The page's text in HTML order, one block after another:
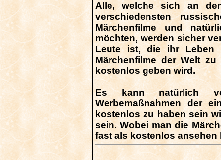
Alle, welche sich an
verschiedensten
Märchenfilme und
möchten, werden sicher
Leute ist, die ihr Leben
Märchenfilme der Welt
kostenlos geben wird.
Es kann natürlich
Werbemaßnahmen der
kostenlos zu haben sein
sein. Wobei man die
fast als kostenlos ansehen